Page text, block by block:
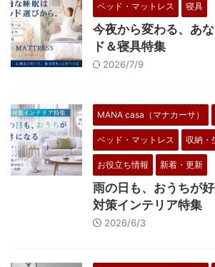
ベッド・マットレス 寝具
今夜から変わる、あ
ド＆寝具特集
2026/7/9
MANA casa（マナカーサ）
ベッド・マットレス 収納・
お役立ち情報 新着・更新
雨の日も、おうちが
対策インテリア特集
2026/6/3